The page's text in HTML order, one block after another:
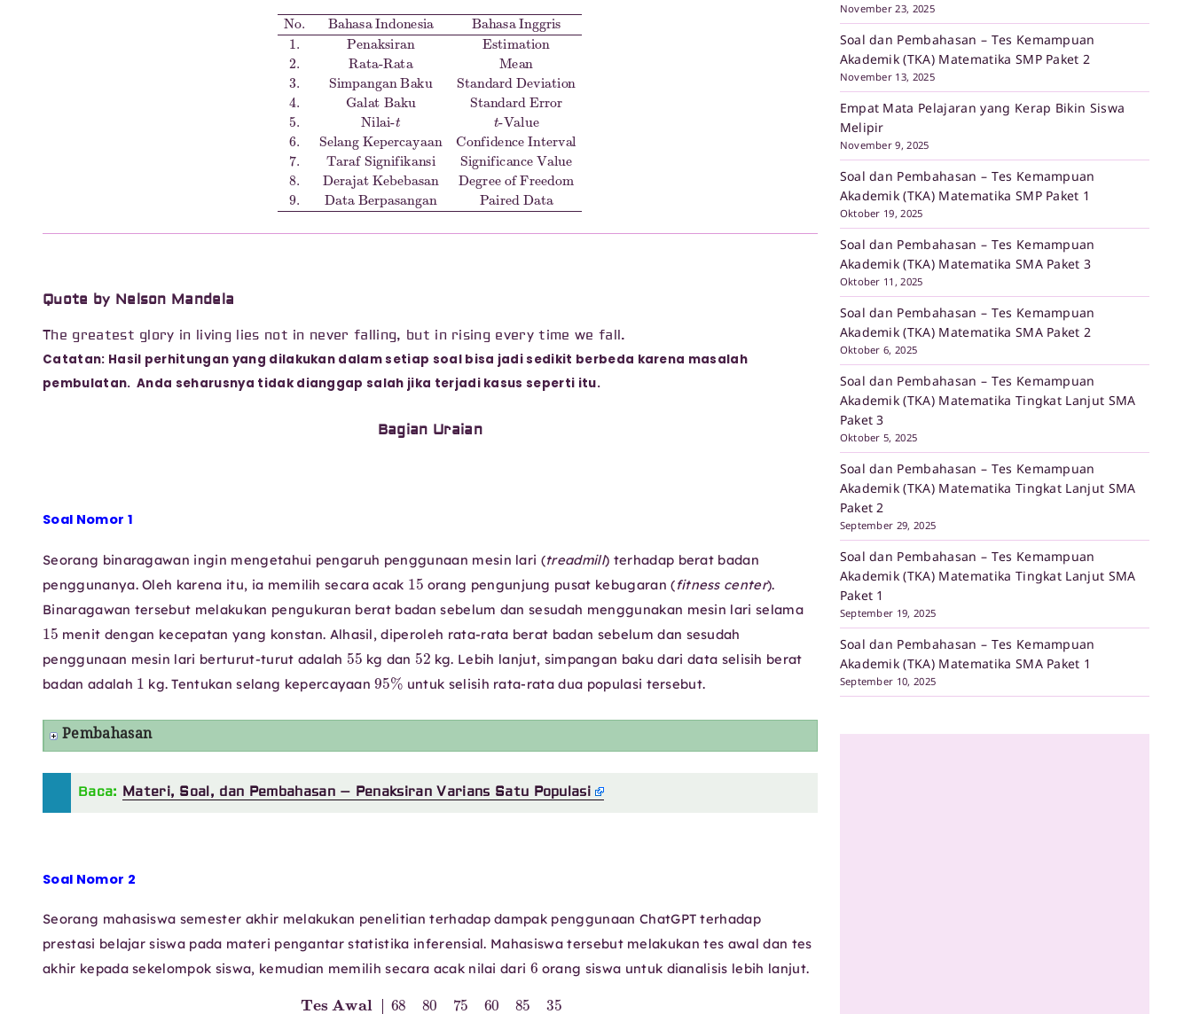
Bahasa Inggris1.PenaksiranEstimation2.Rata-RataMean
Standard Error5.Nilai-tt-Value6.Selang Kepercayaan
Significance Value8.Derajat KebebasanDegree of Freedom9.Data Berpasangan
Quote by Nelson Mandela
The greatest glory in living lies not in never falling, but in rising every time we fall.
Catatan: Hasil perhitungan yang dilakukan dalam setiap soal bisa jadi sedikit berbeda karena masalah
pembulatan. Anda seharusnya tidak dianggap salah jika terjadi kasus seperti itu.
Bagian Uraian
Soal Nomor 1
Seorang binaragawan ingin mengetahui pengaruh penggunaan mesin lari (treadmill) terhadap berat badan
penggunanya. Oleh karena itu, ia memilih secara acak
15
orang pengunjung pusat kebugaran (fitness center).
Binaragawan tersebut melakukan pengukuran berat badan sebelum dan sesudah menggunakan mesin lari selama
15
menit dengan kecepatan yang konstan. Alhasil, diperoleh rata-rata berat badan sebelum dan sesudah
penggunaan mesin lari berturut-turut adalah
55
kg dan
52
kg. Lebih lanjut, simpangan baku dari data selisih berat
badan adalah
1
kg. Tentukan selang kepercayaan
95%
untuk selisih rata-rata dua populasi tersebut.
Pembahasan
Baca: Materi, Soal, dan Pembahasan – Penaksiran Varians Satu Populasi
Soal Nomor 2
Seorang mahasiswa semester akhir melakukan penelitian terhadap dampak penggunaan ChatGPT terhadap
prestasi belajar siswa pada materi pengantar statistika inferensial. Mahasiswa tersebut melakukan tes awal dan tes
akhir kepada sekelompok siswa, kemudian memilih secara acak nilai dari
6
orang siswa untuk dianalisis lebih lanjut.
Tes Awal68 8075 6085 35Tes Akhir78 88 8080
November 23, 2025
Soal dan Pembahasan – Tes Kemampuan
Akademik (TKA) Matematika SMP Paket 2
November 13, 2025
Empat Mata Pelajaran yang Kerap Bikin Siswa
Melipir
November 9, 2025
Soal dan Pembahasan – Tes Kemampuan
Akademik (TKA) Matematika SMP Paket 1
Oktober 19, 2025
Soal dan Pembahasan – Tes Kemampuan
Akademik (TKA) Matematika SMA Paket 3
Oktober 11, 2025
Soal dan Pembahasan – Tes Kemampuan
Akademik (TKA) Matematika SMA Paket 2
Oktober 6, 2025
Soal dan Pembahasan – Tes Kemampuan
Akademik (TKA) Matematika Tingkat Lanjut SMA
Paket 3
Oktober 5, 2025
Soal dan Pembahasan – Tes Kemampuan
Akademik (TKA) Matematika Tingkat Lanjut SMA
Paket 2
September 29, 2025
Soal dan Pembahasan – Tes Kemampuan
Akademik (TKA) Matematika Tingkat Lanjut SMA
Paket 1
September 19, 2025
Soal dan Pembahasan – Tes Kemampuan
Akademik (TKA) Matematika SMA Paket 1
September 10, 2025